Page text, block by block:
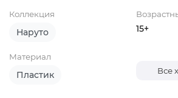
Коллекция
Наруто 15+
Материал
Пластик Все